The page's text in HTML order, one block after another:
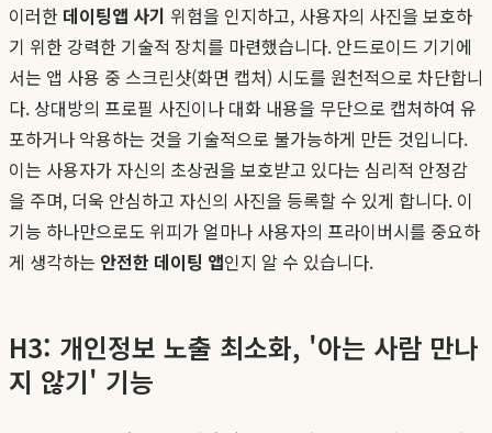
이러한 데이팅앱 사기 위험을 인지하고, 사용자의 사진을 보호하
기 위한 강력한 기술적 장치를 마련했습니다. 안드로이드 기기에
서는 앱 사용 중 스크린샷(화면 캡처) 시도를 원천적으로 차단합니
다. 상대방의 프로필 사진이나 대화 내용을 무단으로 캡처하여 유
포하거나 악용하는 것을 기술적으로 불가능하게 만든 것입니다.
이는 사용자가 자신의 초상권을 보호받고 있다는 심리적 안정감
을 주며, 더욱 안심하고 자신의 사진을 등록할 수 있게 합니다. 이
기능 하나만으로도 위피가 얼마나 사용자의 프라이버시를 중요하
게 생각하는 안전한 데이팅 앱인지 알 수 있습니다.
H3: 개인정보 노출 최소화, '아는 사람 만나
지 않기' 기능